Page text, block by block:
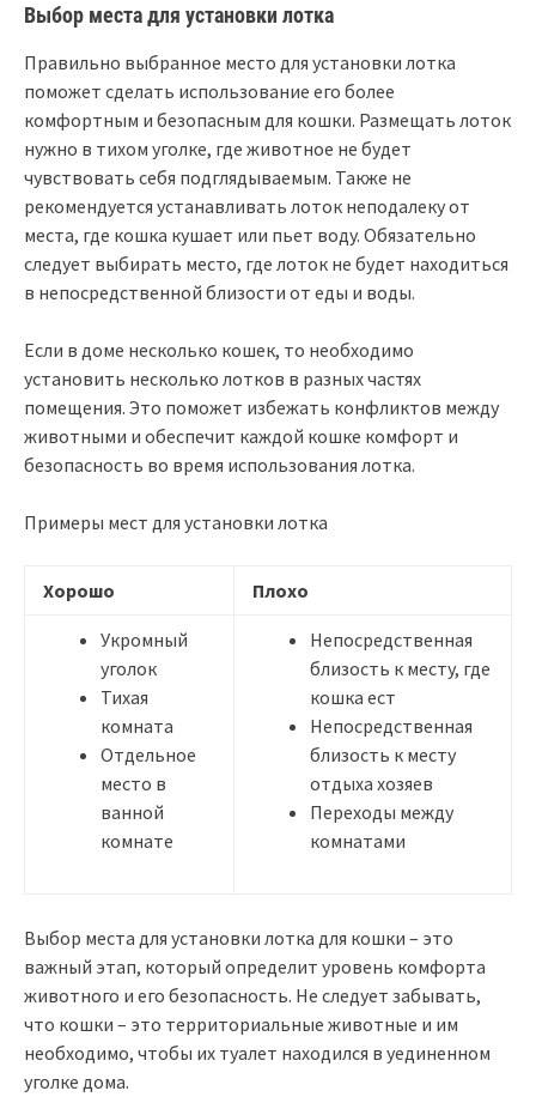
Выбор места для установки лотка
Правильно выбранное место для установки лотка
поможет сделать использование его более
комфортным и безопасным для кошки. Размещать лоток
нужно в тихом уголке, где животное не будет
чувствовать себя подглядываемым. Также не
рекомендуется устанавливать лоток неподалеку от
места, где кошка кушает или пьет воду. Обязательно
следует выбирать место, где лоток не будет находиться
в непосредственной близости от еды и воды.
Если в доме несколько кошек, то необходимо
установить несколько лотков в разных частях
помещения. Это поможет избежать конфликтов между
животными и обеспечит каждой кошке комфорт и
безопасность во время использования лотка.
Примеры мест для установки лотка
Хорошо Плохо
Укромный
уголок
Тихая
комната
Отдельное
место в
ванной
комнате
Непосредственная
близость к месту, где
кошка ест
Непосредственная
близость к месту
отдыха хозяев
Переходы между
комнатами
Выбор места для установки лотка для кошки – это
важный этап, который определит уровень комфорта
животного и его безопасность. Не следует забывать,
что кошки – это территориальные животные и им
необходимо, чтобы их туалет находился в уединенном
уголке дома.